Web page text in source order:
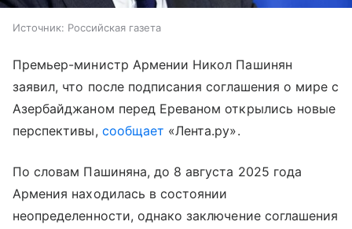
Источник: Российская газета
Премьер-министр Армении Никол Пашинян
заявил, что после подписания соглашения о мире с
Азербайджаном перед Ереваном открылись новые
перспективы, сообщает «Лента.ру».
По словам Пашиняна, до 8 августа 2025 года
Армения находилась в состоянии
неопределенности, однако заключение соглашения